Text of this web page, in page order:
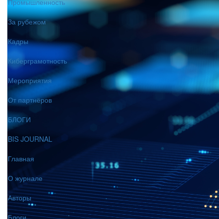
Промышленность
За рубежом
Кадры
Киберграмотность
Мероприятия
От партнёров
БЛОГИ
BIS JOURNAL
Главная
О журнале
Авторы
Блоги